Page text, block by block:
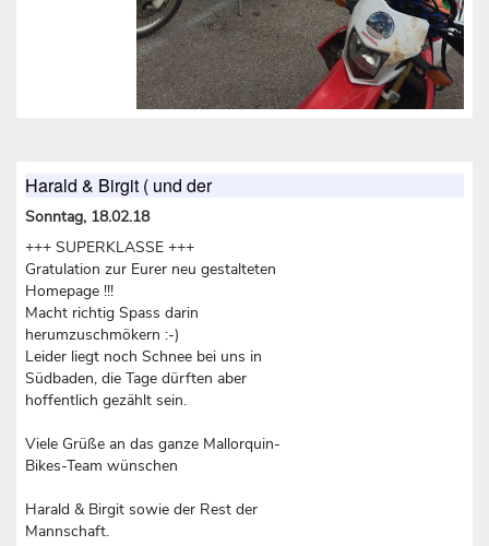
Harald & Birgit ( und der
Sonntag, 18.02.18
+++ SUPERKLASSE +++
Gratulation zur Eurer neu gestalteten
Homepage !!!
Macht richtig Spass darin
herumzuschmökern :-)
Leider liegt noch Schnee bei uns in
Südbaden, die Tage dürften aber
hoffentlich gezählt sein.
Viele Grüße an das ganze Mallorquin-
Bikes-Team wünschen
Harald & Birgit sowie der Rest der
Mannschaft.